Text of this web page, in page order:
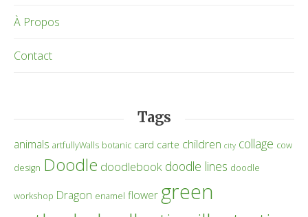
À Propos
Contact
Tags
animals artfullyWalls botanic card carte children city collage cow
design Doodle doodlebook doodle lines doodle
workshop Dragon enamel flower green